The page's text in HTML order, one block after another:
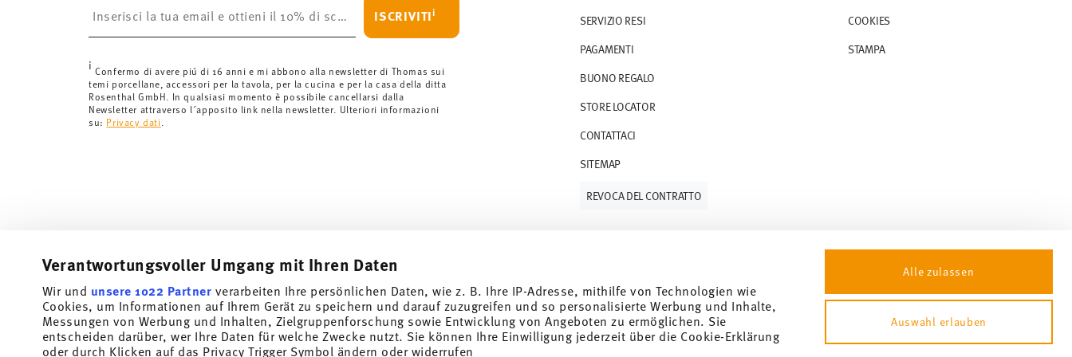
Verantwortungsvoller Umgang mit Ihren Daten
Wir und unsere 1022 Partner verarbeiten Ihre persönlichen Daten, wie z. B. Ihre IP-Adresse, mithilfe von Technologien wie
Cookies, um Informationen auf Ihrem Gerät zu speichern und darauf zuzugreifen und so personalisierte Werbung und Inhalte,
Messungen von Werbung und Inhalten, Zielgruppenforschung sowie Entwicklung von Angeboten zu ermöglichen. Sie
entscheiden darüber, wer Ihre Daten für welche Zwecke nutzt. Sie können Ihre Einwilligung jederzeit über die Cookie-Erklärung
oder durch Klicken auf das Privacy Trigger Symbol ändern oder widerrufen
Alle zulassen
Auswahl erlauben
è gratuita.
Svizzera:Le spedizioni in Svizzera sono gratuite per ordini a partire da 69,90 CHF. Per ordini
Tempi di spedizione in Italia:5-7 giorni lavorativi per gli articoli in stock. Puoi visualizzare i tempi
di consegna per altri paesiqui.
Fornitore del servizio di spedizione:Spediamo con UPS (consegna standard) in Italia.
TracciabilitàRiceverete un codice di tracciamento via e-mail non appena il vostro pacco verrà
ISCRIVITIi
i Confermo di avere piú di 16 anni e mi abbono alla newsletter di Thomas sui
temi porcellane, accessori per la tavola, per la cucina e per la casa della ditta
Rosenthal GmbH. In qualsiasi momento è possibile cancellarsi dalla
Newsletter attraverso l´apposito link nella newsletter. Ulteriori informazioni
su: Privacy dati
SERVIZIO RESI
PAGAMENTI
BUONO REGALO
STORE LOCATOR
CONTATTACI
SITEMAP
COOKIES
STAMPA
REVOCA DEL CONTRATTO